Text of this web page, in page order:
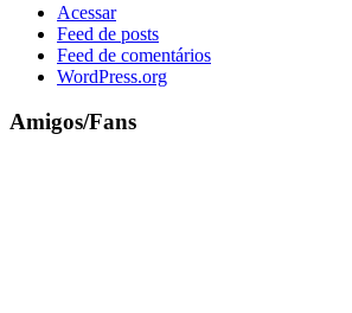
Acessar
Feed de posts
Feed de comentários
WordPress.org
Amigos/Fans